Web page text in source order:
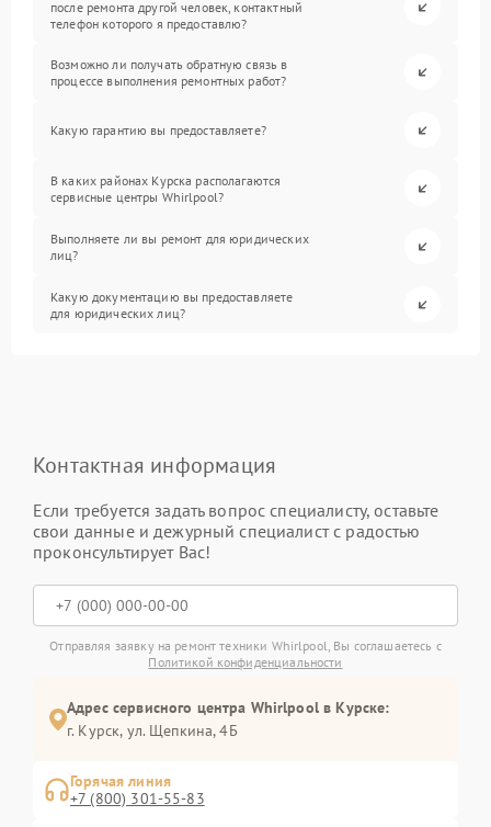
после ремонта другой человек, контактный
телефон которого я предоставлю?
Возможно ли получать обратную связь в
процессе выполнения ремонтных работ?
Какую гарантию вы предоставляете?
В каких районах Курска располагаются
сервисные центры Whirlpool?
Выполняете ли вы ремонт для юридических
лиц?
Какую документацию вы предоставляете
для юридических лиц?
Контактная информация
Если требуется задать вопрос специалисту, оставьте
свои данные и дежурный специалист с радостью
проконсультирует Вас!
Отправляя заявку на ремонт техники Whirlpool, Вы соглашаетесь с
Политикой конфиденциальности
Адрес сервисного центра Whirlpool в Курске:
г. Курск, ул. Щепкина, 4Б
Горячая линия
+7 (800) 301-55-83